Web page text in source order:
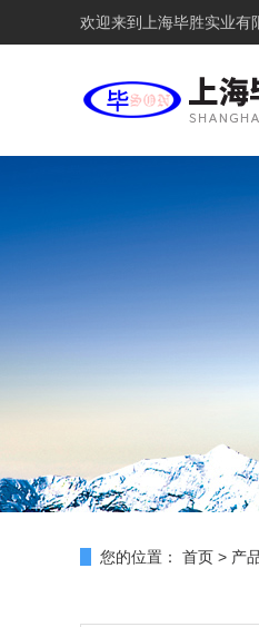
欢迎来到 上海毕胜实业有
您的位置： 首页 > 产